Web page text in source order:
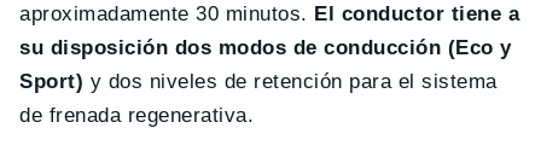
aproximadamente 30 minutos. El conductor tiene a
su disposición dos modos de conducción (Eco y
Sport) y dos niveles de retención para el sistema
de frenada regenerativa.